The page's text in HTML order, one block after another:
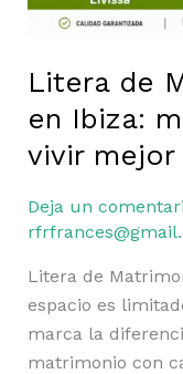
Litera de
en Ibiza:
vivir mejor
Deja un
Litera de
espacio es
marca la
matrimonio con